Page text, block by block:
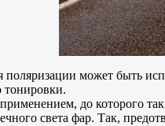
может быть
тонировки.
до которого так
света фар. Так,